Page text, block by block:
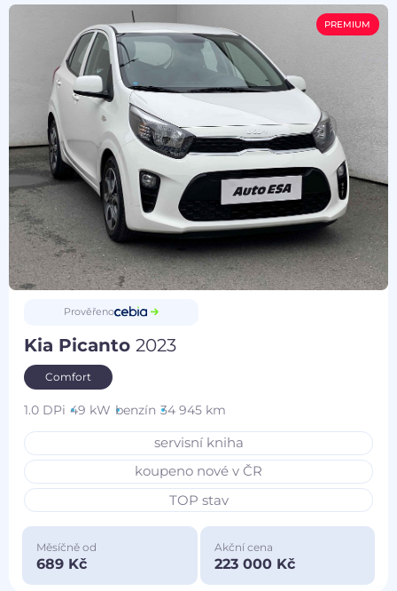
PREMIUM
Prověřeno
Kia Picanto2023
Comfort
1.0 DPi 49 kW benzín 34 945 km
servisní kniha
koupeno nové v ČR
TOP stav
Měsíčně od
689 Kč
Akční cena
223 000 Kč